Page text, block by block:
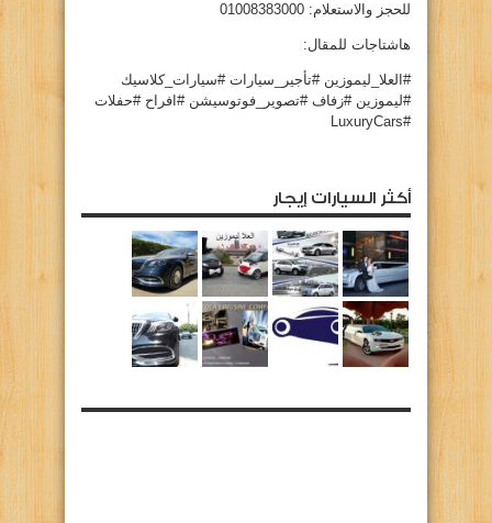
للحجز والاستعلام: 01008383000
هاشتاجات للمقال:
#العلا_ليموزين #تأجير_سيارات #سيارات_كلاسيك
#ليموزين #زفاف #تصوير_فوتوسيشن #افراح #حفلات
#LuxuryCars
أكثر السيارات إيجار